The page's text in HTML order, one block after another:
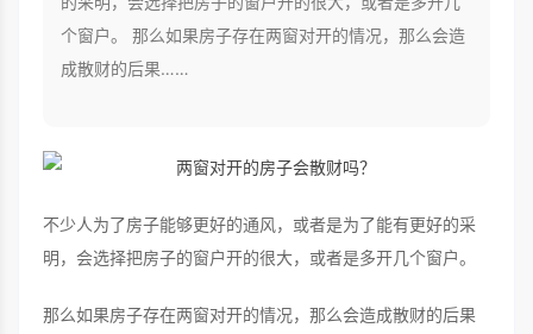
个窗户。 那么如果房子存在两窗对开的情况，那么会造
成散财的后果……
不少人为了房子能够更好的通风，或者是为了能有更好的采
明，会选择把房子的窗户开的很大，或者是多开几个窗户。
那么如果房子存在两窗对开的情况，那么会造成散财的后果